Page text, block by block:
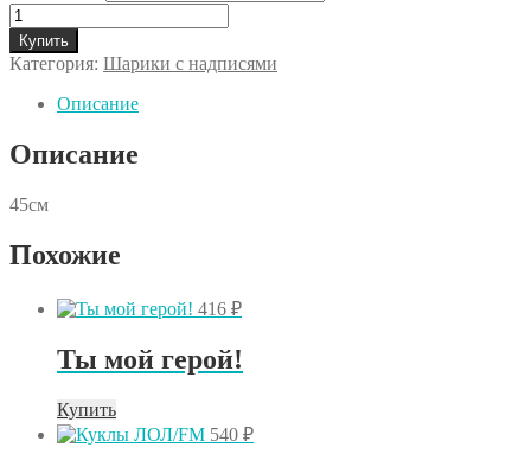
Количество
товара
К
18"
РУС
ЧЕМПИОН
Футболист
Купить
Категория: Шарики с надписями
Описание
Описание
45см
Похожие
416 ₽
Ты мой герой!
Купить
540 ₽